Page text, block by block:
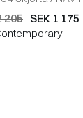
205 SEK 1 175